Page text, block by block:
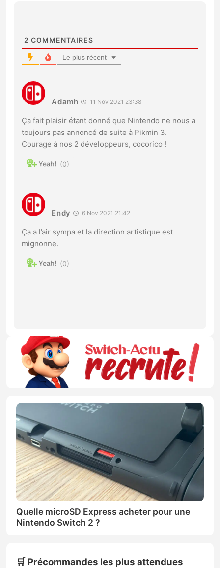
2 COMMENTAIRES
Le plus récent
Adamh 11 Nov 2021 23:38
Ça fait plaisir étant donné que Nintendo ne nous a
toujours pas annoncé de suite à Pikmin 3.
Courage à nos 2 développeurs, cocorico !
0
Endy 6 Nov 2021 21:42
Ça a l’air sympa et la direction artistique est
mignonne.
0
Quelle microSD Express acheter pour une
Nintendo Switch 2 ?
🛒 Précommandes les plus attendues